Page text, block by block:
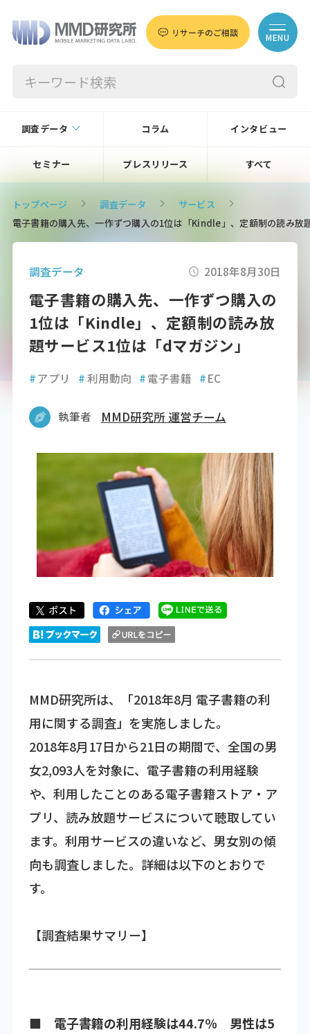
リサーチのご相談 MENU
調査データ コラム インタビュー
セミナー プレスリリース すべて
トップページ 調査データ
サービス
電子書籍の購入先、一作ずつ購入の1位は「Kindle」、定額制の読み放
調査データ 2018年8月30日
電子書籍の購入先、一作ずつ購入の
1位は「Kindle」、定額制の読み放
題サービス1位は「dマガジン」
#アプリ #利用動向 #電子書籍 #EC
執筆者 MMD研究所 運営チーム
MMD研究所は、「2018年8月 電子書籍の利
用に関する調査」を実施しました。
2018年8月17日から21日の期間で、全国の男
女2,093人を対象に、電子書籍の利用経験
や、利用したことのある電子書籍ストア・ア
プリ、読み放題サービスについて聴取してい
ます。利用サービスの違いなど、男女別の傾
向も調査しました。詳細は以下のとおりで
す。
【調査結果サマリー】
■ 電子書籍の利用経験は44.7％ 男性は5